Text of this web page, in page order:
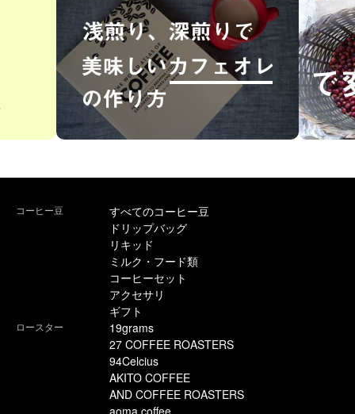
コーヒー豆
すべてのコーヒー豆
ドリップバッグ
リキッド
ミルク・フード類
コーヒーセット
アクセサリ
ギフト
ロースター
19grams
27 COFFEE ROASTERS
94Celcius
AKITO COFFEE
AND COFFEE ROASTERS